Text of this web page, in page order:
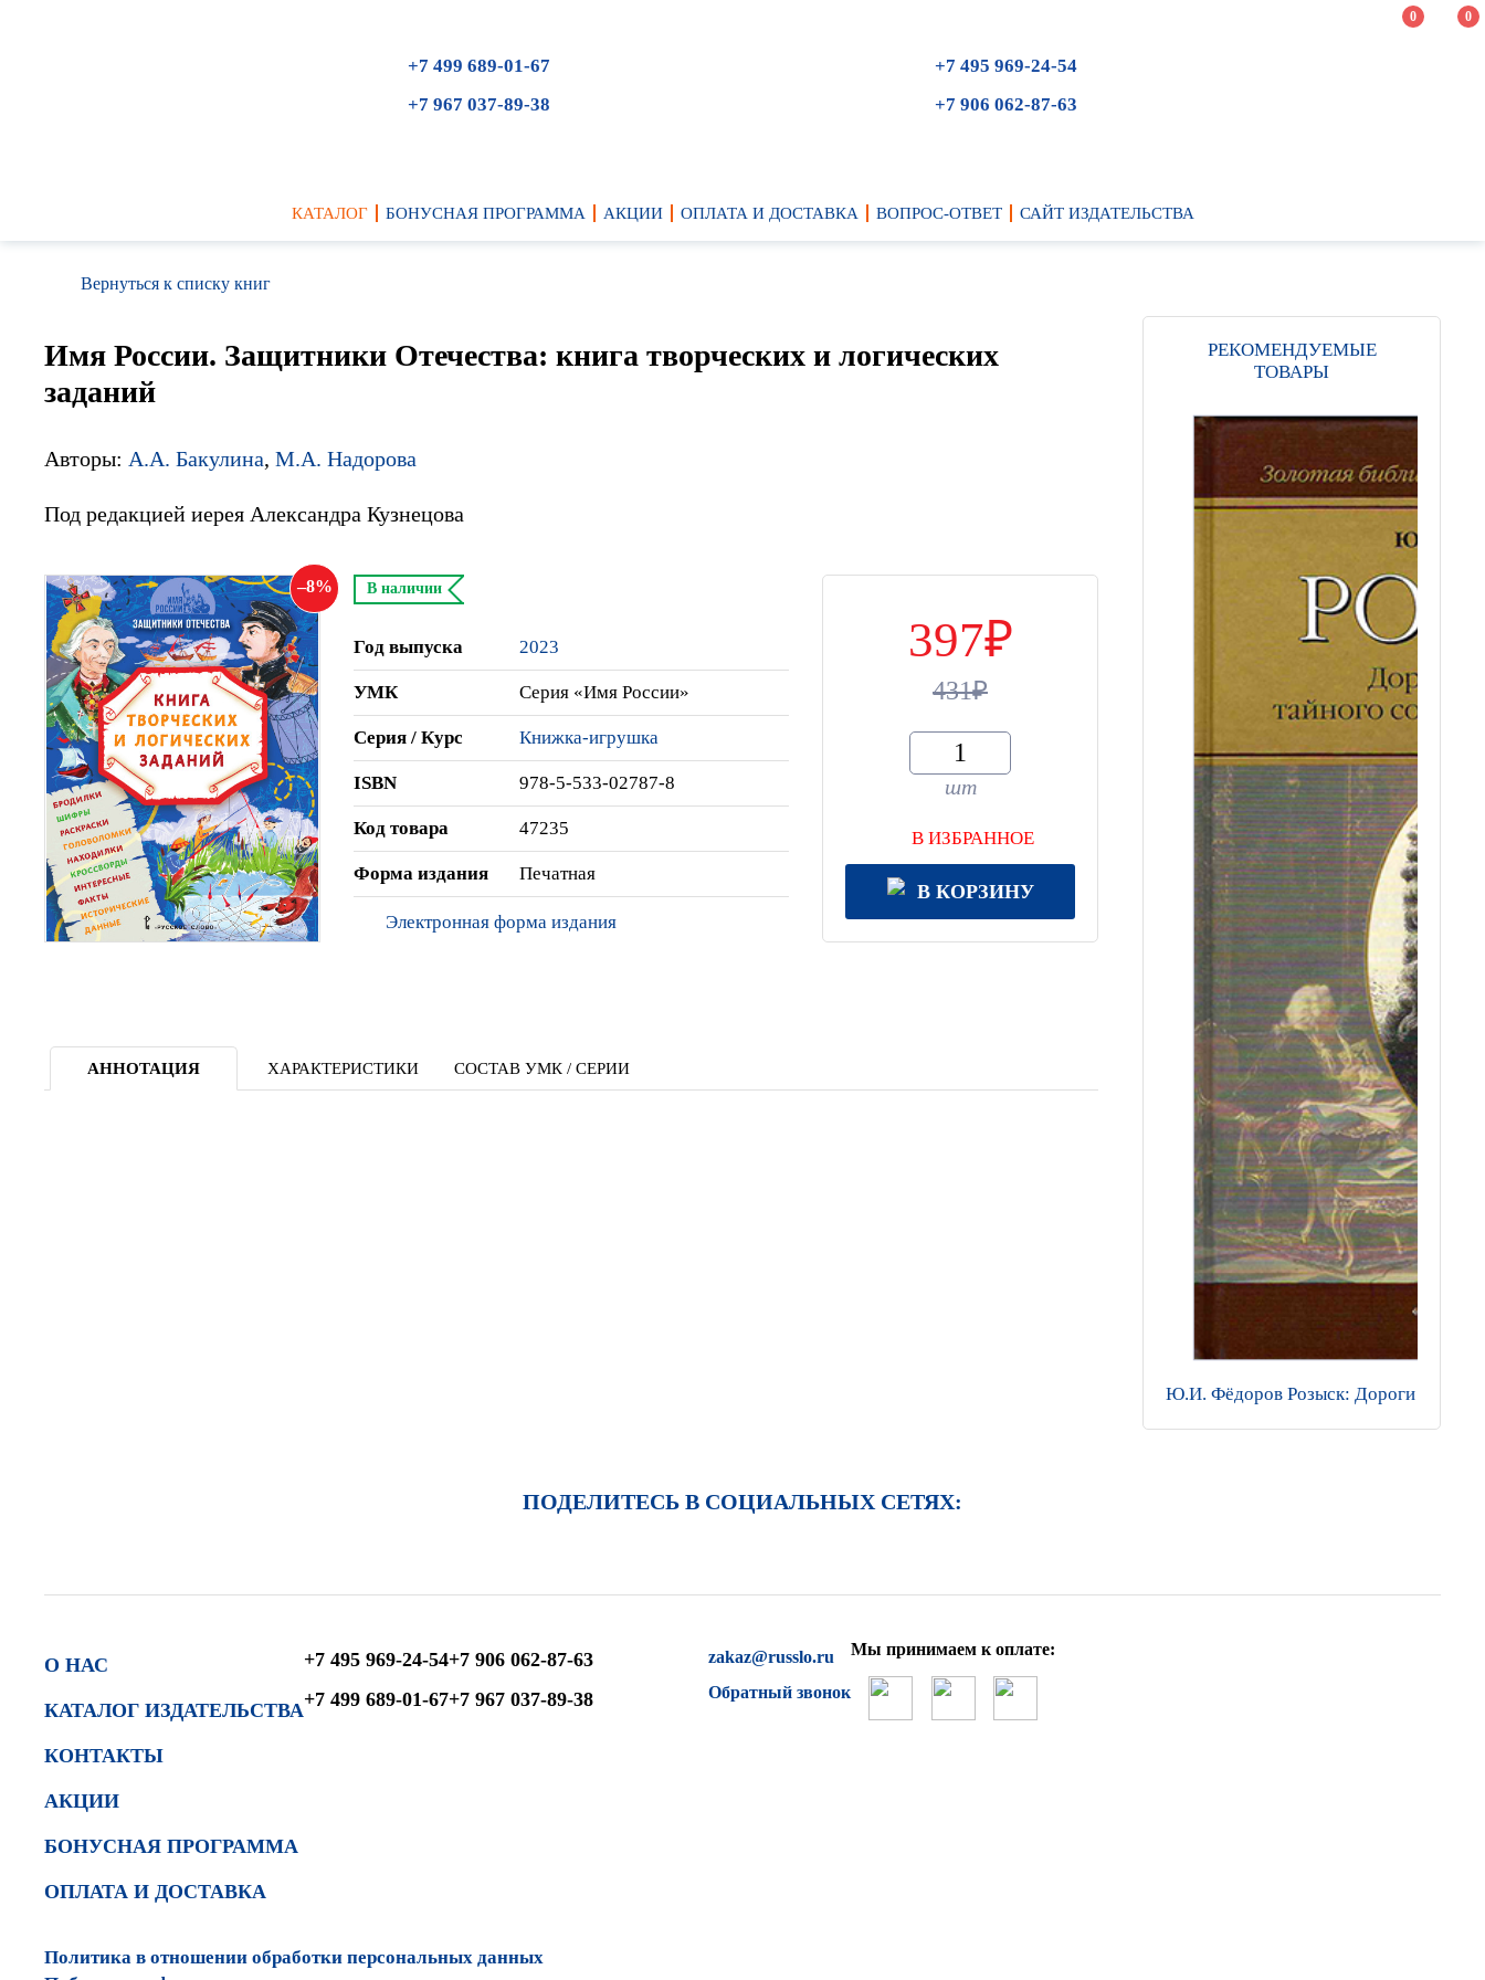
0 0
+7 499 689-01-67
+7 967 037-89-38
+7 495 969-24-54
+7 906 062-87-63
КАТАЛОГ БОНУСНАЯ ПРОГРАММА АКЦИИ ОПЛАТА И ДОСТАВКА ВОПРОС-ОТВЕТ САЙТ ИЗДАТЕЛЬСТВА
Вернуться к списку книг
Имя России. Защитники Отечества: книга творческих и логических
заданий
Авторы: А.А. Бакулина, М.А. Надорова
Под редакцией иерея Александра Кузнецова
8 В наличии
Год выпуска 2023
УМК Серия «Имя России»
Серия / Курс Книжка-игрушка
ISBN 978-5-533-02787-8
Код товара 47235
Форма издания Печатная
Электронная форма издания
397
431
шт
В ИЗБРАННОЕ
В КОРЗИНУ
АННОТАЦИЯ ХАРАКТЕРИСТИКИ СОСТАВ УМК / СЕРИИ
РЕКОМЕНДУЕМЫЕ
ТОВАРЫ
Ю.И. Фёдоров Розыск: Дороги и
ПОДЕЛИТЕСЬ В СОЦИАЛЬНЫХ СЕТЯХ:
О НАС
КАТАЛОГ ИЗДАТЕЛЬСТВА
КОНТАКТЫ
АКЦИИ
БОНУСНАЯ ПРОГРАММА
ОПЛАТА И ДОСТАВКА
+7 495 969-24-54
+7 499 689-01-67
+7 906 062-87-63
+7 967 037-89-38
zakaz@russlo.ru
Обратный звонок
Мы принимаем к оплате:
Политика в отношении обработки персональных данных